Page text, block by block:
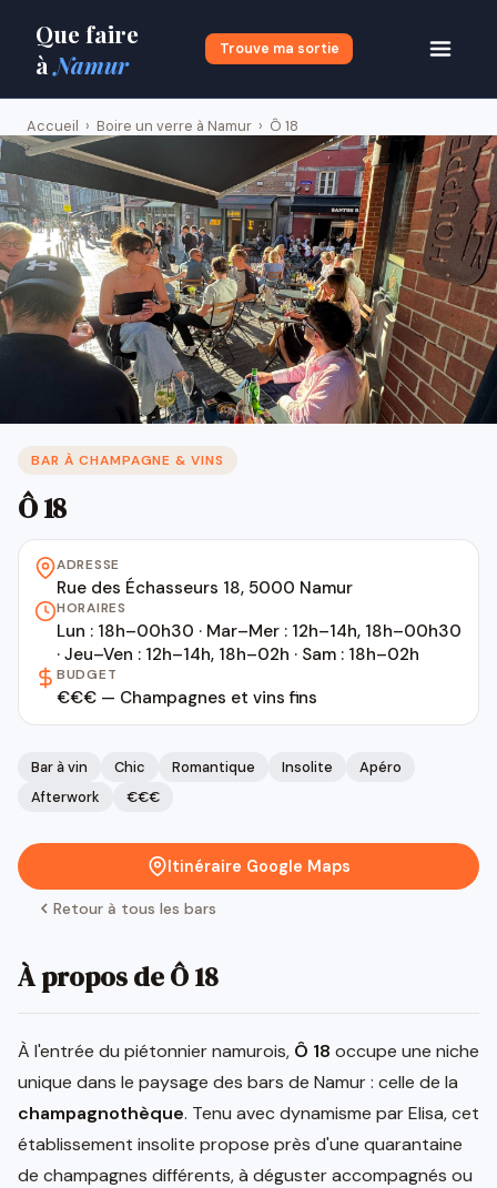
Que faire
àNamur Trouve ma sortie
Accueil › Boire un verre à Namur › Ô 18
BAR À CHAMPAGNE & VINS
Ô 18
ADRESSE
Rue des Échasseurs 18, 5000 Namur
HORAIRES
Lun : 18h–00h30 · Mar–Mer : 12h–14h, 18h–00h30
· Jeu–Ven : 12h–14h, 18h–02h · Sam : 18h–02h
BUDGET
€€€ — Champagnes et vins fins
Bar à vin Chic Romantique Insolite
Apéro
Afterwork
€€€
Itinéraire Google Maps
Retour à tous les bars
À propos de Ô 18
À l'entrée du piétonnier namurois, Ô 18 occupe une niche
unique dans le paysage des bars de Namur : celle de la
champagnothèque. Tenu avec dynamisme par Elisa, cet
établissement insolite propose près d'une quarantaine
de champagnes différents, à déguster accompagnés ou